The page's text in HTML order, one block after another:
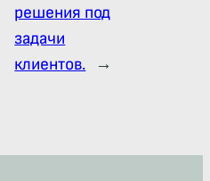
решения под
задачи
клиентов.
→